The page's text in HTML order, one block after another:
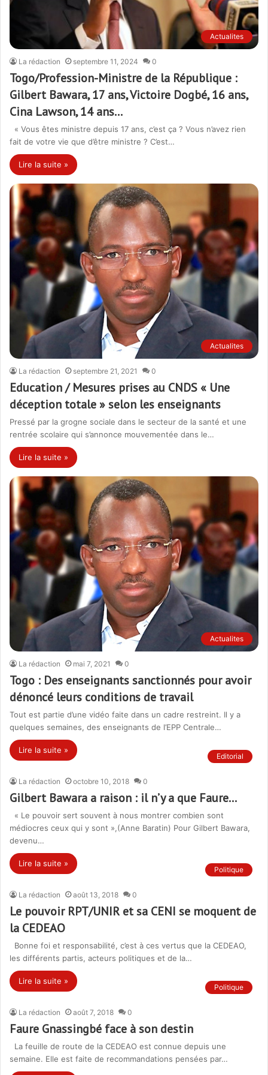
Actualites
La rédaction septembre 11, 2024 0
Togo/Profession-Ministre de la République :
Gilbert Bawara, 17 ans, Victoire Dogbé, 16 ans,
Cina Lawson, 14 ans…
« Vous êtes ministre depuis 17 ans, c’est ça ? Vous n’avez rien
fait de votre vie que d’être ministre ? C’est…
Lire la suite »
Actualites
La rédaction septembre 21, 2021 0
Education / Mesures prises au CNDS « Une
déception totale » selon les enseignants
Pressé par la grogne sociale dans le secteur de la santé et une
rentrée scolaire qui s’annonce mouvementée dans le…
Lire la suite »
Actualites
La rédaction mai 7, 2021 0
Togo : Des enseignants sanctionnés pour avoir
dénoncé leurs conditions de travail
Tout est partie d’une vidéo faite dans un cadre restreint. Il y a
quelques semaines, des enseignants de l’EPP Centrale…
Lire la suite »
Editorial
La rédaction octobre 10, 2018 0
Gilbert Bawara a raison : il n’y a que Faure…
« Le pouvoir sert souvent à nous montrer combien sont
médiocres ceux qui y sont »,(Anne Baratin) Pour Gilbert Bawara,
devenu…
Lire la suite »
Politique
La rédaction août 13, 2018 0
Le pouvoir RPT/UNIR et sa CENI se moquent de
la CEDEAO
Bonne foi et responsabilité, c’est à ces vertus que la CEDEAO,
les différents partis, acteurs politiques et de la…
Lire la suite »
Politique
La rédaction août 7, 2018 0
Faure Gnassingbé face à son destin
La feuille de route de la CEDEAO est connue depuis une
semaine. Elle est faite de recommandations pensées par…